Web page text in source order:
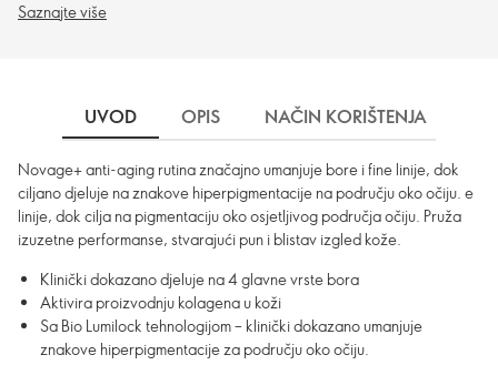
Saznajte više
UVOD OPIS NAČIN KORIŠTENJA
Novage+ anti-aging rutina značajno umanjuje bore i fine linije, dok
ciljano djeluje na znakove hiperpigmentacije na području oko očiju. e
linije, dok cilja na pigmentaciju oko osjetljivog područja očiju. Pruža
izuzetne performanse, stvarajući pun i blistav izgled kože.
Klinički dokazano djeluje na 4 glavne vrste bora
Aktivira proizvodnju kolagena u koži
Sa Bio Lumilock tehnologijom – klinički dokazano umanjuje
znakove hiperpigmentacije za području oko očiju.